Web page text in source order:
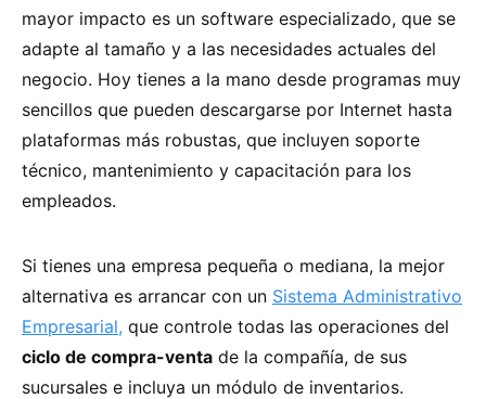
mayor impacto es un software especializado, que se
adapte al tamaño y a las necesidades actuales del
negocio. Hoy tienes a la mano desde programas muy
sencillos que pueden descargarse por Internet hasta
plataformas más robustas, que incluyen soporte
técnico, mantenimiento y capacitación para los
empleados.
Si tienes una empresa pequeña o mediana, la mejor
alternativa es arrancar con un Sistema Administrativo
Empresarial, que controle todas las operaciones del
ciclo de compra-venta de la compañía, de sus
sucursales e incluya un módulo de inventarios.